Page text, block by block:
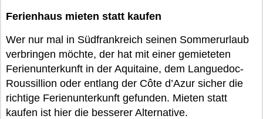
Ferienhaus mieten statt kaufen
Wer nur mal in Südfrankreich seinen Sommerurlaub
verbringen möchte, der hat mit einer gemieteten
Ferienunterkunft in der Aquitaine, dem Languedoc-
Roussillion oder entlang der Côte d’Azur sicher die
richtige Ferienunterkunft gefunden. Mieten statt
kaufen ist hier die besserer Alternative.